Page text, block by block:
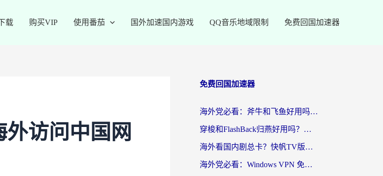
载 购买VIP 使用番茄 国外加速国内游戏 QQ音乐地域限制 免费回国加速器
访问中国网
免费回国加速器
海外党必看：斧牛和飞鱼好用吗？3步选对回国加速器，无缝刷剧玩国服
穿梭和FlashBack归燕好用吗？海外党亲测3款热门回国加速器，教你选对不踩坑
海外看国内剧总卡？快帆TV版VPN好用吗？和快滚VPN对比哪个回国效果更好？
海外党必看：Windows VPN 免费？别踩坑！教你选对好用的国内加速器无缝回国